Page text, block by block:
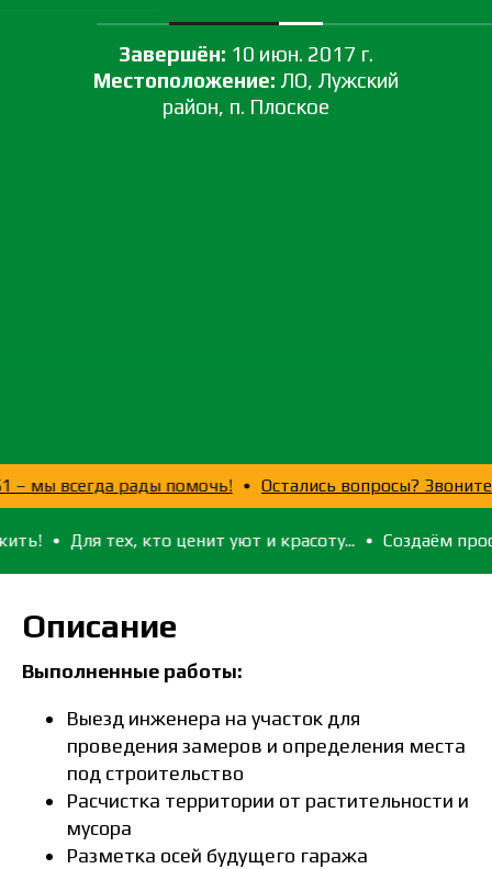
Завершён: 10 июн. 2017 г.
Местоположение: ЛО, Лужский
район, п. Плоское
51 – мы всегда рады помочь! Остались вопросы?
Для тех, кто ценит уют и красоту... Создаём
Описание
Выполненные работы:
Выезд инженера на участок для
проведения замеров и определения места
под строительство
Расчистка территории от растительности и
мусора
Разметка осей будущего гаража